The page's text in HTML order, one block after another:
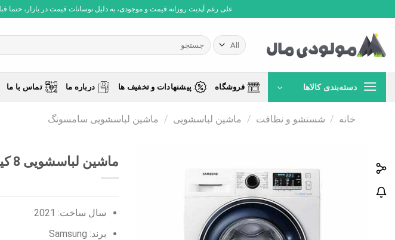
to
content
علی رغم آپدیت روزانه قیمت و موجودی، به دلیل نوسانات قیمت در بازار، حتما
جستجو
برای:
دسته‌بندی کالاها فروشگاه پیشنهادات و تخفیف ها درباره ما تماس با ما
خانه / شستشو و نظافت / ماشین لباسشویی / ماشین لباسشویی سامسونگ
ماشین لباسشویی 8 کیلویی سامسونگ مدل WW80J5555FW1FH
سال ساخت: 2021
برند: Samsung